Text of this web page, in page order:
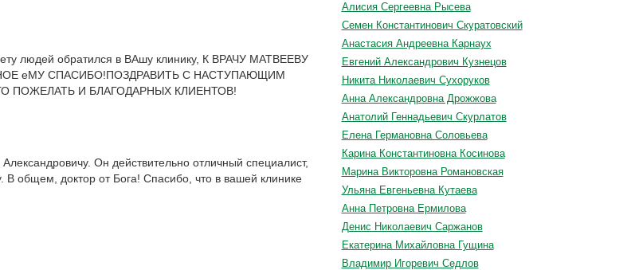
людей обратился в ВАшу клинику, К ВРАЧУ МАТВЕЕВУ
еМУ СПАСИБО!ПОЗДРАВИТЬ С НАСТУПАЮЩИМ
ПОЖЕЛАТЬ И БЛАГОДАРНЫХ КЛИЕНТОВ!
Он действительно отличный специалист,
общем, доктор от Бога! Спасибо, что в вашей клинике
Алисия Сергеевна Рысева
Семен Константинович Скуратовский
Анастасия Андреевна Карнаух
Евгений Александрович Кузнецов
Никита Николаевич Сухоруков
Анна Александровна Дрожжова
Анатолий Геннадьевич Скурлатов
Елена Германовна Соловьева
Карина Константиновна Косинова
Марина Викторовна Романовская
Ульяна Евгеньевна Кутаева
Анна Петровна Ермилова
Денис Николаевич Саржанов
Екатерина Михайловна Гущина
Владимир Игоревич Седлов